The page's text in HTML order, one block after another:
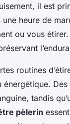
il est
heure de
ou vous
routines
énergétique.
tandis
pèlerin